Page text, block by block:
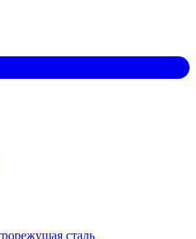
сталь